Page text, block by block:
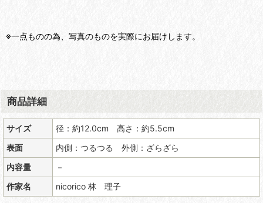
※一点ものの為、写真のものを実際にお届けします。
商品詳細
サイズ
径：約12.0cm 高さ：約5.5cm
表面
内側：つるつる 外側：ざらざら
内容量
－
作家名
nicorico 林 理子